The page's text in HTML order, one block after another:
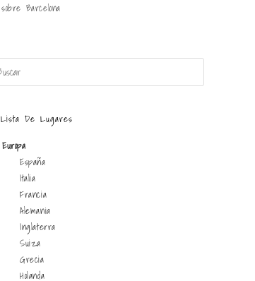
sobre Barcelona
Lista De Lugares
Europa
España
Italia
Francia
Alemania
Inglaterra
Suiza
Grecia
Holanda